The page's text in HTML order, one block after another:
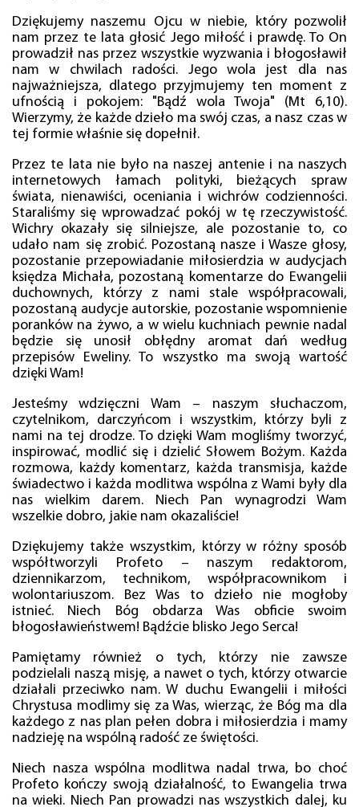
Dziękujemy naszemu Ojcu w niebie, który pozwolił
nam przez te lata głosić Jego miłość i prawdę. To On
prowadził nas przez wszystkie wyzwania i błogosławił
nam w chwilach radości. Jego wola jest dla nas
najważniejsza, dlatego przyjmujemy ten moment z
ufnością i pokojem: "Bądź wola Twoja" (Mt 6,10).
Wierzymy, że każde dzieło ma swój czas, a nasz czas w
tej formie właśnie się dopełnił.
Przez te lata nie było na naszej antenie i na naszych
internetowych łamach polityki, bieżących spraw
świata, nienawiści, oceniania i wichrów codzienności.
Staraliśmy się wprowadzać pokój w tę rzeczywistość.
Wichry okazały się silniejsze, ale pozostanie to, co
udało nam się zrobić. Pozostaną nasze i Wasze głosy,
pozostanie przepowiadanie miłosierdzia w audycjach
księdza Michała, pozostaną komentarze do Ewangelii
duchownych, którzy z nami stale współpracowali,
pozostaną audycje autorskie, pozostanie wspomnienie
poranków na żywo, a w wielu kuchniach pewnie nadal
będzie się unosił obłędny aromat dań według
przepisów Eweliny. To wszystko ma swoją wartość
dzięki Wam!
Jesteśmy wdzięczni Wam – naszym słuchaczom,
czytelnikom, darczyńcom i wszystkim, którzy byli z
nami na tej drodze. To dzięki Wam mogliśmy tworzyć,
inspirować, modlić się i dzielić Słowem Bożym. Każda
rozmowa, każdy komentarz, każda transmisja, każde
świadectwo i każda modlitwa wspólna z Wami były dla
nas wielkim darem. Niech Pan wynagrodzi Wam
wszelkie dobro, jakie nam okazaliście!
Dziękujemy także wszystkim, którzy w różny sposób
współtworzyli Profeto – naszym redaktorom,
dziennikarzom, technikom, współpracownikom i
wolontariuszom. Bez Was to dzieło nie mogłoby
istnieć. Niech Bóg obdarza Was obficie swoim
błogosławieństwem! Bądźcie blisko Jego Serca!
Pamiętamy również o tych, którzy nie zawsze
podzielali naszą misję, a nawet o tych, którzy otwarcie
działali przeciwko nam. W duchu Ewangelii i miłości
Chrystusa modlimy się za Was, wierząc, że Bóg ma dla
każdego z nas plan pełen dobra i miłosierdzia i mamy
nadzieję na wspólną radość ze świętości.
Niech nasza wspólna modlitwa nadal trwa, bo choć
Profeto kończy swoją działalność, to Ewangelia trwa
na wieki. Niech Pan prowadzi nas wszystkich dalej, ku